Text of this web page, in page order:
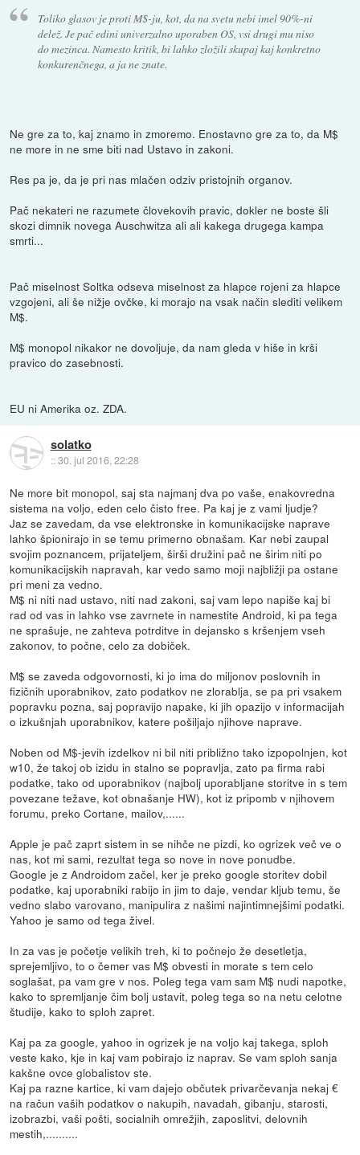
Toliko glasov je proti M$-ju, kot, da na svetu nebi imel 90%-ni
delež. Je pač edini univerzalno uporaben OS, vsi drugi mu niso
do mezinca. Namesto kritik, bi lahko zložili skupaj kaj konkretno
konkurenčnega, a ja ne znate.
Ne gre za to, kaj znamo in zmoremo. Enostavno gre za to, da M$
ne more in ne sme biti nad Ustavo in zakoni.
Res pa je, da je pri nas mlačen odziv pristojnih organov.
Pač nekateri ne razumete človekovih pravic, dokler ne boste šli
skozi dimnik novega Auschwitza ali ali kakega drugega kampa
smrti...
Pač miselnost Soltka odseva miselnost za hlapce rojeni za hlapce
vzgojeni, ali še nižje ovčke, ki morajo na vsak način slediti velikem
M$.
M$ monopol nikakor ne dovoljuje, da nam gleda v hiše in krši
pravico do zasebnosti.
EU ni Amerika oz. ZDA.
solatko
::30. jul 2016, 22:28
Ne more bit monopol, saj sta najmanj dva po vaše, enakovredna
sistema na voljo, eden celo čisto free. Pa kaj je z vami ljudje?
Jaz se zavedam, da vse elektronske in komunikacijske naprave
lahko špionirajo in se temu primerno obnašam. Kar nebi zaupal
svojim poznancem, prijateljem, širši družini pač ne širim niti po
komunikacijskih napravah, kar vedo samo moji najbližji pa ostane
pri meni za vedno.
M$ ni niti nad ustavo, niti nad zakoni, saj vam lepo napiše kaj bi
rad od vas in lahko vse zavrnete in namestite Android, ki pa tega
ne sprašuje, ne zahteva potrditve in dejansko s kršenjem vseh
zakonov, to počne, celo za dobiček.
M$ se zaveda odgovornosti, ki jo ima do miljonov poslovnih in
fizičnih uporabnikov, zato podatkov ne zlorablja, se pa pri vsakem
popravku pozna, saj popravijo napake, ki jih opazijo v informacijah
o izkušnjah uporabnikov, katere pošiljajo njihove naprave.
Noben od M$-jevih izdelkov ni bil niti približno tako izpopolnjen, kot
w10, že takoj ob izidu in stalno se popravlja, zato pa firma rabi
podatke, tako od uporabnikov (najbolj uporabljane storitve in s tem
povezane težave, kot obnašanje HW), kot iz pripomb v njihovem
forumu, preko Cortane, mailov,......
Apple je pač zaprt sistem in se nihče ne pizdi, ko ogrizek več ve o
nas, kot mi sami, rezultat tega so nove in nove ponudbe.
Google je z Androidom začel, ker je preko google storitev dobil
podatke, kaj uporabniki rabijo in jim to daje, vendar kljub temu, še
vedno slabo varovano, manipulira z našimi najintimnejšimi podatki.
Yahoo je samo od tega živel.
In za vas je početje velikih treh, ki to počnejo že desetletja,
sprejemljivo, to o čemer vas M$ obvesti in morate s tem celo
soglašat, pa vam gre v nos. Poleg tega vam sam M$ nudi napotke,
kako to spremljanje čim bolj ustavit, poleg tega so na netu celotne
študije, kako to sploh zapret.
Kaj pa za google, yahoo in ogrizek je na voljo kaj takega, sploh
veste kako, kje in kaj vam pobirajo iz naprav. Se vam sploh sanja
kakšne ovce globalistov ste.
Kaj pa razne kartice, ki vam dajejo občutek privarčevanja nekaj €
na račun vaših podatkov o nakupih, navadah, gibanju, starosti,
izobrazbi, vaši pošti, socialnih omrežjih, zaposlitvi, delovnih
mestih,..........